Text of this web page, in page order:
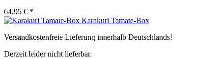
64,95 € *
Karakuri Tamate-Box
Versandkostenfreie Lieferung innerhalb Deutschlands!
Derzeit leider nicht lieferbar.